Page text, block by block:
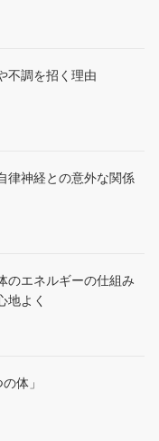
不調を招く理由
律神経との意外な関係
のエネルギーの仕組み
地よく
体」